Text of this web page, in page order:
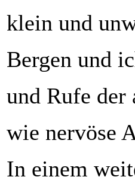
klein und
Bergen und
und Rufe der
wie nervöse
In einem